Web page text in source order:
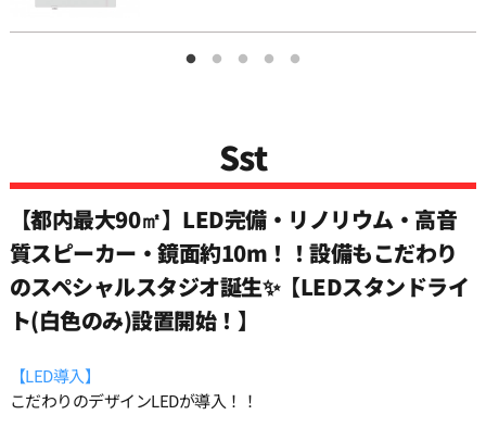
15:00
15:30
16:00
16:30
Sst
【都内最大90㎡】LED完備・リノリウム・高音
質スピーカー・鏡面約10m！！設備もこだわり
のスペシャルスタジオ誕生✨【LEDスタンドライ
ト(白色のみ)設置開始！】
【LED導入】
こだわりのデザインLEDが導入！！